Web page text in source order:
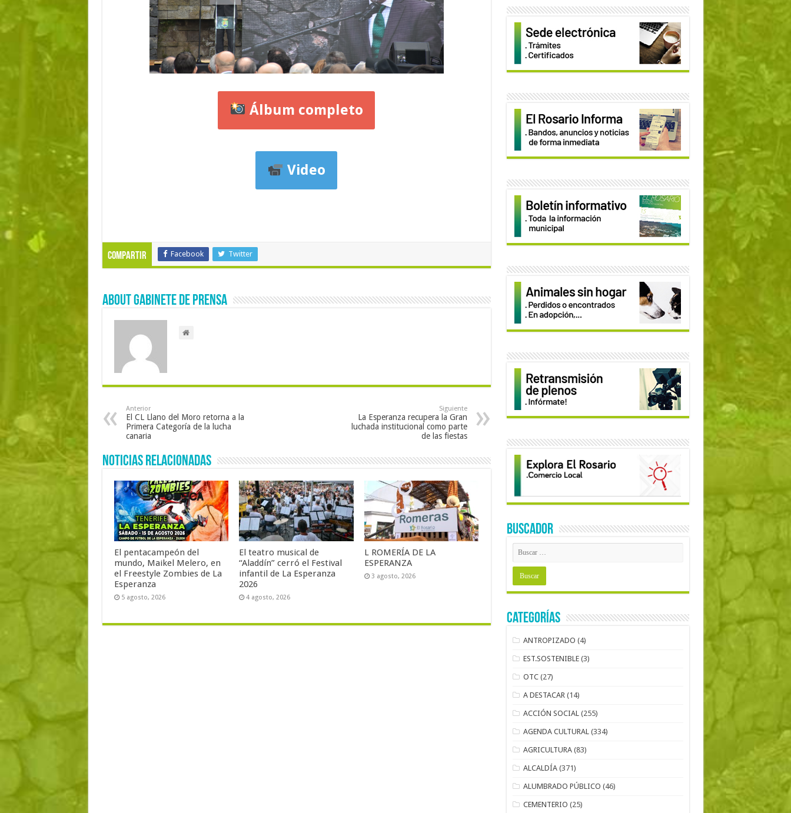
Álbum completo
Video
Compartir Facebook Twitter
About Gabinete de Prensa
Anterior
El CL Llano del Moro retorna a la
Primera Categoría de la lucha
canaria
Siguiente
La Esperanza recupera la Gran
luchada institucional como parte
de las fiestas
Noticias Relacionadas
El pentacampeón del
mundo, Maikel Melero, en
el Freestyle Zombies de La
Esperanza
5 agosto, 2026
El teatro musical de
“Aladdín” cerró el Festival
infantil de La Esperanza
2026
4 agosto, 2026
L ROMERÍA DE LA
ESPERANZA
3 agosto, 2026
BUSCADOR
Categorías
ANTROPIZADO (4)
EST.SOSTENIBLE (3)
OTC (27)
A DESTACAR (14)
ACCIÓN SOCIAL (255)
AGENDA CULTURAL (334)
AGRICULTURA (83)
ALCALDÍA (371)
ALUMBRADO PÚBLICO (46)
CEMENTERIO (25)